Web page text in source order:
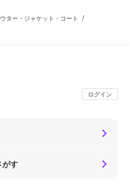
ター・ジャケット・コート /
ログイン
がす